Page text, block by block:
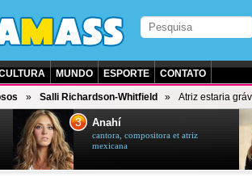
MUNDO ESPORTE CONTATO
Salli Richardson-Whitfield Atriz estaria
3 Anahí
cantora, compositora et atriz
mexicana